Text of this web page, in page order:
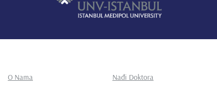
O Nama
Nađi Doktora